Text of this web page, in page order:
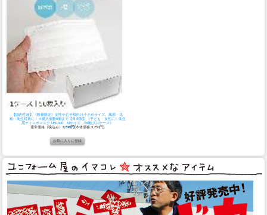
【国内生産】《数量限定》女性やお子様向け小さめサイズ。風邪・花
粉・衛生対策に！※購入個数5個まで【日本製】《子ども・女性に》衛生
用ディスポマスク UN1500 Mサイズ 《50枚入/1ケース》
通常価格（税込み）3,575円(本体価格:3,250円)